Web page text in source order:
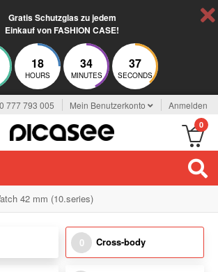
Gratis Schutzglas zu jedem
Einkauf von FASHION CASE!
18
HOURS
34
MINUTES
37
SECONDS
777 793 005 Mein Benutzerkonto Anmelden
0
42 mm (10.series)
0 Cross-body